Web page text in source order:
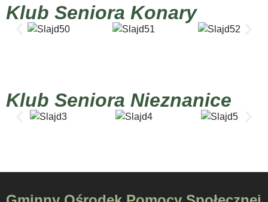
Klub Seniora Konary
Klub Seniora Nieznanice